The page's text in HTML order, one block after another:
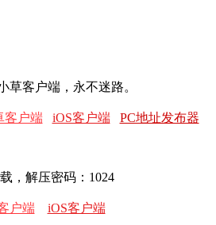
草客户端，永不迷路。
客户端 iOS客户端 PC地址发布器
，解压密码：1024
户端 iOS客户端